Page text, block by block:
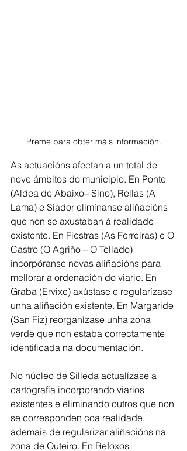
Preme para obter máis información.
As actuacións afectan a un total de
nove ámbitos do municipio. En Ponte
(Aldea de Abaixo– Sino), Rellas (A
Lama) e Siador elimínanse aliñacións
que non se axustaban á realidade
existente. En Fiestras (As Ferreiras) e O
Castro (O Agriño – O Tellado)
incorpóranse novas aliñacións para
mellorar a ordenación do viario. En
Graba (Ervixe) axústase e regularízase
unha aliñación existente. En Margaride
(San Fiz) reorganízase unha zona
verde que non estaba correctamente
identificada na documentación.
No núcleo de Silleda actualízase a
cartografía incorporando viarios
existentes e eliminando outros que non
se corresponden coa realidade,
ademais de regularizar aliñacións na
zona de Outeiro. En Refoxos